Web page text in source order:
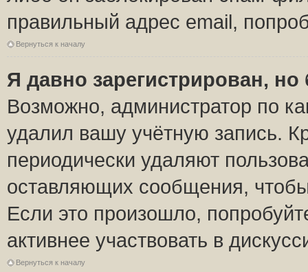
правильный адрес email,
Вернуться к началу
Я давно зарегистрирован,
Возможно, администратор по
удалил вашу учётную запись.
периодически удаляют
оставляющих сообщения,
Если это произошло,
активнее участвовать в
Вернуться к началу